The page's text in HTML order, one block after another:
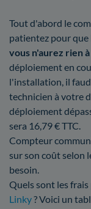
Tout d'abord le
patientez pour que
vous n'aurez rien
déploiement en
l'installation, il
technicien à votre
déploiement
sera 16,79 € TTC.
Compteur
sur son coût selon
besoin.
Quels sont les
Linky? Voici un